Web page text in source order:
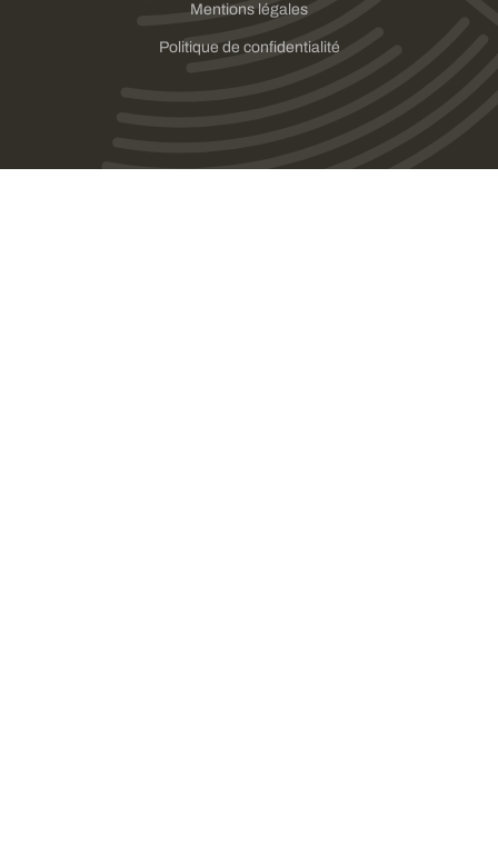
Mentions légales
Politique de confidentialité